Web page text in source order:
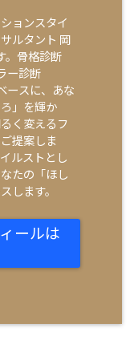
ョンスタイ
ルタント 岡
ー診断
ースに、あな
」を輝か
く変えるフ
提案しま
ルストとし
たの「ほし
します。
ールは